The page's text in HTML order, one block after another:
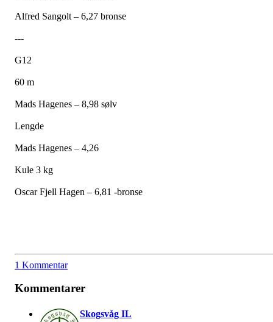
Alfred Sangolt – 6,27 bronse
---
G12
60 m
Mads Hagenes – 8,98 sølv
Lengde
Mads Hagenes – 4,26
Kule 3 kg
Oscar Fjell Hagen – 6,81 -bronse
1 Kommentar
Kommentarer
Skogsvåg IL